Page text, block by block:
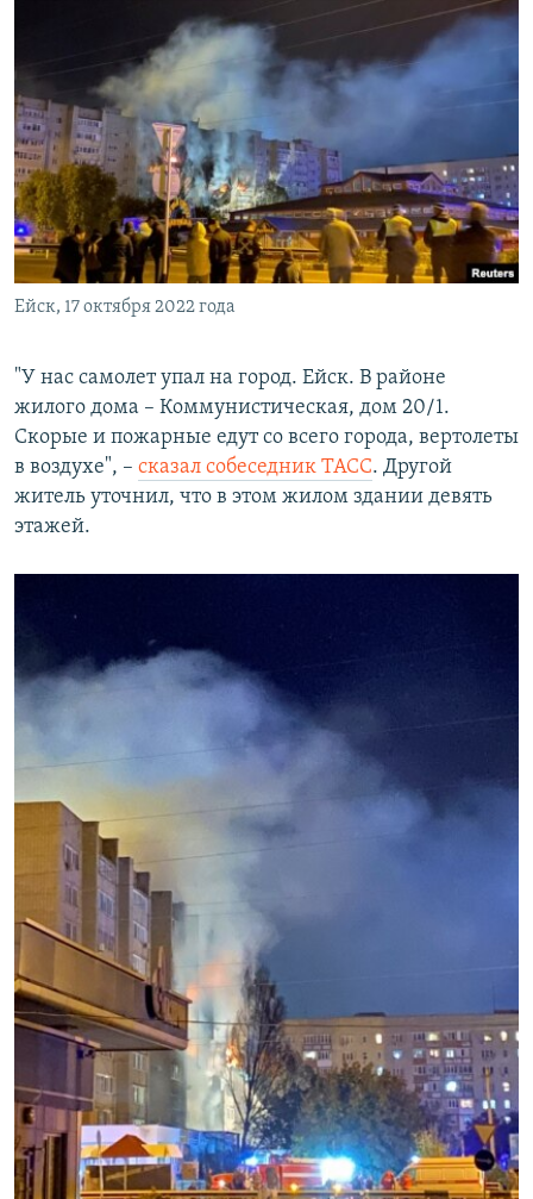
Ейск, 17 октября 2022 года
"У нас самолет упал на город. Ейск. В районе
жилого дома – Коммунистическая, дом 20/1.
Скорые и пожарные едут со всего города, вертолеты
в воздухе", – сказал собеседник ТАСС. Другой
житель уточнил, что в этом жилом здании девять
этажей.